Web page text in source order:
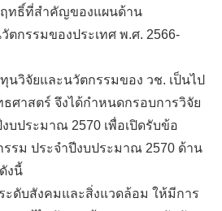
ฤทธิ์ที่สำคัญของแผนด้าน
ตกรรมของประเทศ พ.ศ. 2566-
นวิจัยและนวัตกรรมของ วช. เป็นไป
ศาสตร์ จึงได้กำหนดกรอบการวิจัย
บประมาณ 2570 เพื่อเปิดรับข้อ
รรม ประจำปีงบประมาณ 2570 ด้าน
งนี้
ะดับสังคมและสิ่งแวดล้อม ให้มีการ